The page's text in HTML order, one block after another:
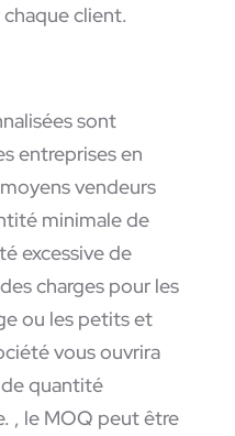
client.
sont
entreprises en
vendeurs
minimale de
excessive de
charges pour les
ou les petits et
vous ouvrira
quantité
, le MOQ peut être